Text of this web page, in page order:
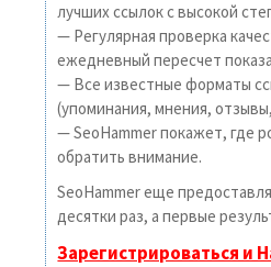
лучших ссылок с высокой
— Регулярная проверка
ежедневный пересчет
— Все известные форматы
(упоминания, мнения,
— SeoHammer покажет, где
обратить внимание.
SeoHammer еще
десятки раз, а первые
Зарегистрироваться и